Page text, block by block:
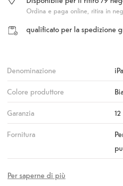
Ordina e paga online, ritira in
qualificato per la spedizione
Denominazione
Colore produttore
Garanzia
Fornitura
Per saperne di più